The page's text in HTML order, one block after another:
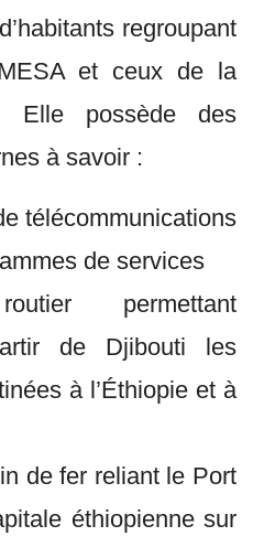
regroupant
et ceux de la
Elle possède des
à savoir :
télécommunications
de services
permettant
de Djibouti les
à l’Éthiopie et à
de fer reliant le Port
éthiopienne sur